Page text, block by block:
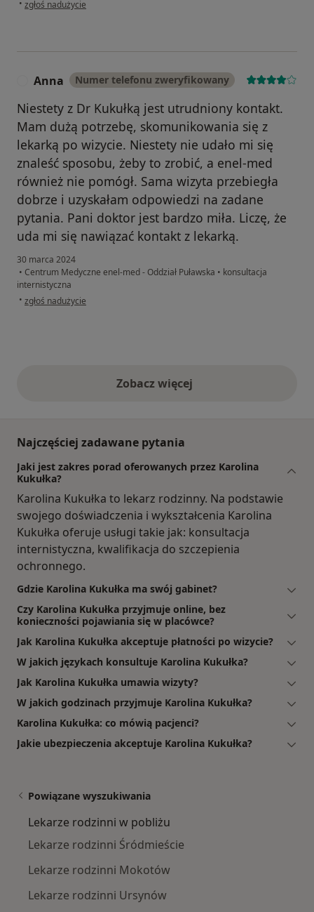
• zgłoś nadużycie
Anna Numer telefonu zweryfikowany
Niestety z Dr Kukułką jest utrudniony kontakt.
Mam dużą potrzebę, skomunikowania się z
lekarką po wizycie. Niestety nie udało mi się
znaleść sposobu, żeby to zrobić, a enel-med
również nie pomógł. Sama wizyta przebiegła
dobrze i uzyskałam odpowiedzi na zadane
pytania. Pani doktor jest bardzo miła. Liczę, że
uda mi się nawiązać kontakt z lekarką.
30 marca 2024
• Centrum Medyczne enel-med - Oddział Puławska • konsultacja
internistyczna
• w opinii użytkownika Anna
zgłoś nadużycie
Zobacz więcejopinie powyżej
Najczęściej zadawane pytania
Jaki jest zakres porad oferowanych przez Karolina
Kukułka?
Karolina Kukułka to lekarz rodzinny. Na podstawie
swojego doświadczenia i wykształcenia Karolina
Kukułka oferuje usługi takie jak: konsultacja
internistyczna, kwalifikacja do szczepienia
ochronnego.
Gdzie Karolina Kukułka ma swój gabinet?
Czy Karolina Kukułka przyjmuje online, bez
konieczności pojawiania się w placówce?
Jak Karolina Kukułka akceptuje płatności po wizycie?
W jakich językach konsultuje Karolina Kukułka?
Jak Karolina Kukułka umawia wizyty?
W jakich godzinach przyjmuje Karolina Kukułka?
Karolina Kukułka: co mówią pacjenci?
Jakie ubezpieczenia akceptuje Karolina Kukułka?
Powiązane wyszukiwania
Lekarze rodzinni w pobliżu
Lekarze rodzinni Śródmieście
Lekarze rodzinni Mokotów
Lekarze rodzinni Ursynów